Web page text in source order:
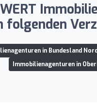
folgenden
in Bundesland
Immobilienagenturen in